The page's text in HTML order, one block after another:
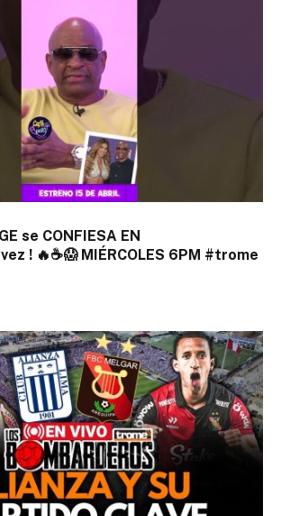
se CONFIESA EN
! 🔥☕😱 MIÉRCOLES 6PM #trome